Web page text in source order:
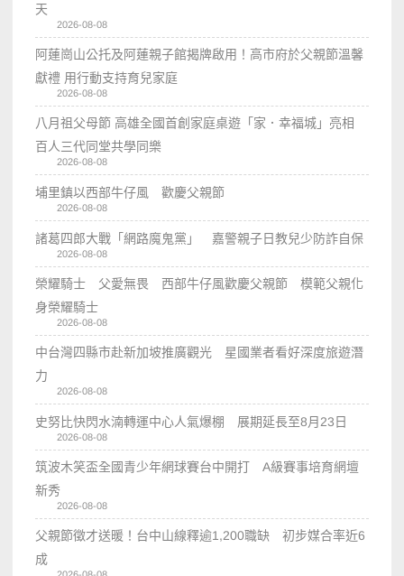
天
2026-08-08
阿蓮崗山公托及阿蓮親子館揭牌啟用！高市府於父親節溫馨
獻禮 用行動支持育兒家庭
2026-08-08
八月祖父母節 高雄全國首創家庭桌遊「家．幸福城」亮相
百人三代同堂共學同樂
2026-08-08
埔里鎮以西部牛仔風 歡慶父親節
2026-08-08
諸葛四郎大戰「網路魔鬼黨」 嘉警親子日教兒少防詐自保
2026-08-08
榮耀騎士 父愛無畏 西部牛仔風歡慶父親節 模範父親化
身榮耀騎士
2026-08-08
中台灣四縣市赴新加坡推廣觀光 星國業者看好深度旅遊潛
力
2026-08-08
史努比快閃水湳轉運中心人氣爆棚 展期延長至8月23日
2026-08-08
筑波木笑盃全國青少年網球賽台中開打 A級賽事培育網壇
新秀
2026-08-08
父親節徵才送暖！台中山線釋逾1,200職缺 初步媒合率近6
成